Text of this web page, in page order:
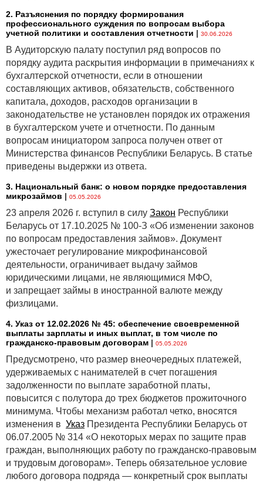
2. Разъяснения по порядку формирования
профессионального суждения по вопросам выбора
учетной политики и составления отчетности | 30.06.2026
В Аудиторскую палату поступил ряд вопросов по
порядку аудита раскрытия информации в примечаниях к
бухгалтерской отчетности, если в отношении
составляющих активов, обязательств, собственного
капитала, доходов, расходов организации в
законодательстве не установлен порядок их отражения
в бухгалтерском учете и отчетности. По данным
вопросам инициатором запроса получен ответ от
Министерства финансов Республики Беларусь. В статье
приведены выдержки из ответа.
3. Национальный банк: о новом порядке предоставления
микрозаймов | 05.05.2026
23 апреля 2026 г. вступил в силу Закон Республики
Беларусь от 17.10.2025 № 100-З «Об изменении законов
по вопросам предоставления займов». Документ
ужесточает регулирование микрофинансовой
деятельности, ограничивает выдачу займов
юридическими лицами, не являющимися МФО,
и запрещает займы в иностранной валюте между
физлицами.
4. Указ от 12.02.2026 № 45: обеспечение своевременной
выплаты зарплаты и иных выплат, в том числе по
гражданско-правовым договорам | 05.05.2026
Предусмотрено, что размер внеочередных платежей,
удерживаемых с нанимателей в счет погашения
задолженности по выплате заработной платы,
повысится с полутора до трех бюджетов прожиточного
минимума. Чтобы механизм работал четко, вносятся
изменения в Указ Президента Республики Беларусь от
06.07.2005 № 314 «О некоторых мерах по защите прав
граждан, выполняющих работу по гражданско-правовым
и трудовым договорам». Теперь обязательное условие
любого договора подряда — конкретный срок выплаты